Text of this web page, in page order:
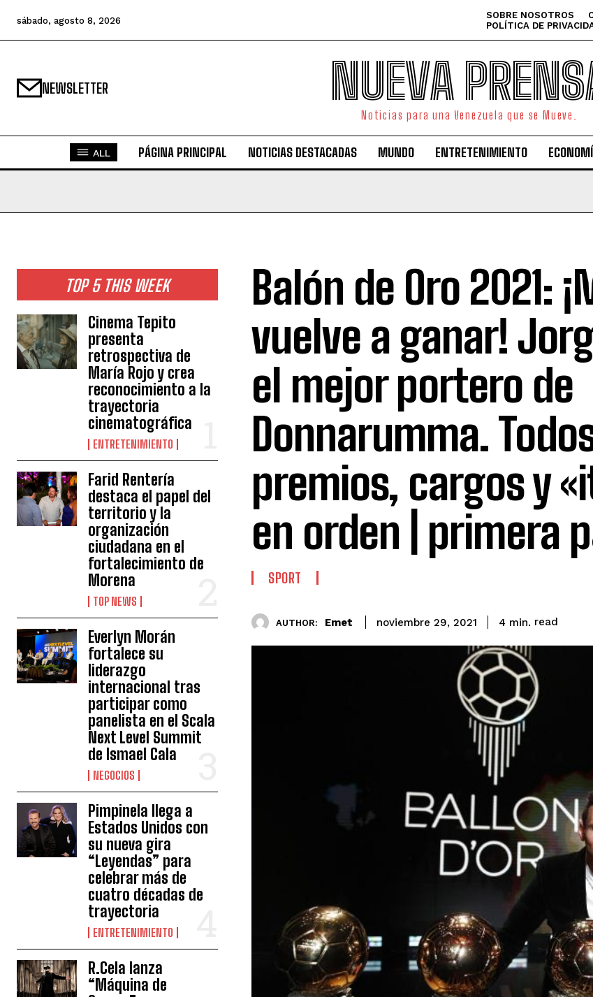
sábado, agosto 8, 2026 SOBRE NOSOTROS
POLÍTICA DE
NEWSLETTER NUEVA
Noticias para una Venezuela que se Mueve.
ALL PÁGINA PRINCIPAL NOTICIAS DESTACADAS MUNDO ENTRETENIMIENTO
TOP 5 THIS WEEK
Cinema Tepito
presenta
retrospectiva de
María Rojo y crea
reconocimiento a la
trayectoria
cinematográfica
ENTRETENIMIENTO
Farid Rentería
destaca el papel del
territorio y la
organización
ciudadana en el
fortalecimiento de
Morena
TOP NEWS
Everlyn Morán
fortalece su
liderazgo
internacional tras
participar como
panelista en el Scala
Next Level Summit
de Ismael Cala
NEGOCIOS
Pimpinela llega a
Estados Unidos con
su nueva gira
“Leyendas” para
celebrar más de
cuatro décadas de
trayectoria
ENTRETENIMIENTO
R.Cela lanza
“Máquina de
Balón de Oro 2021:
vuelve a ganar!
el mejor portero de
Donnarumma.
premios, cargos y
en orden | primera
SPORT
AUTHOR: Emet noviembre 29, 2021 4 min. read